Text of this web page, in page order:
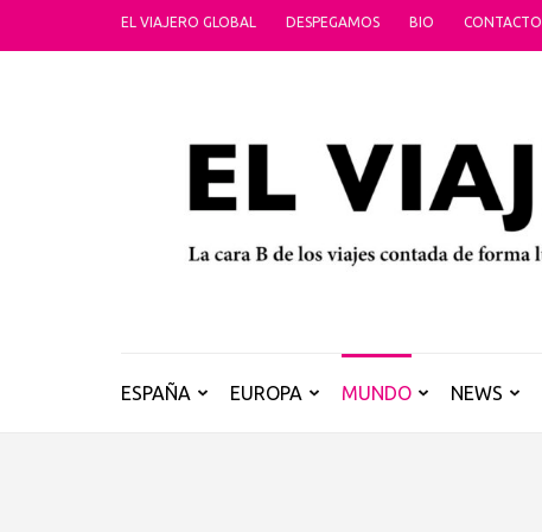
EL VIAJERO GLOBAL DESPEGAMOS BIO CONTACTO
ESPAÑA EUROPA MUNDO NEWS